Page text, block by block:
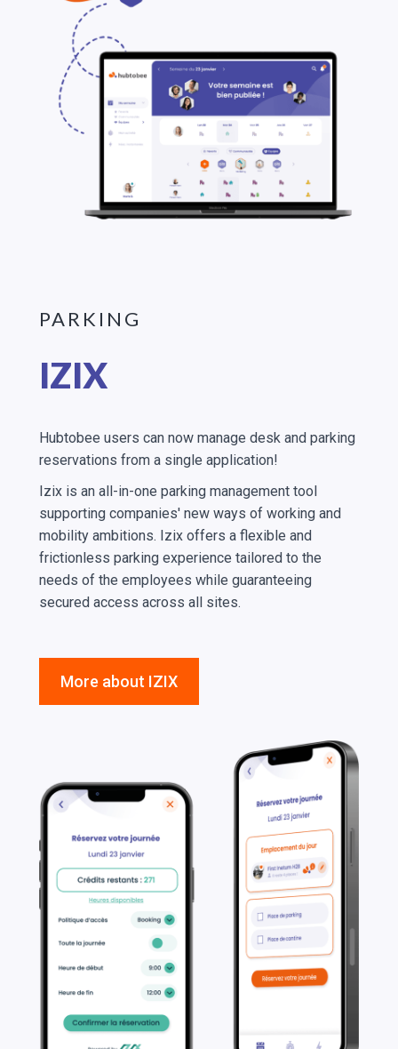
PARKING
IZIX
Hubtobee users can now manage desk and parking
reservations from a single application!
Izix is an all-in-one parking management tool
supporting companies' new ways of working and
mobility ambitions. Izix offers a flexible and
frictionless parking experience tailored to the
needs of the employees while guaranteeing
secured access across all sites.
More about IZIX